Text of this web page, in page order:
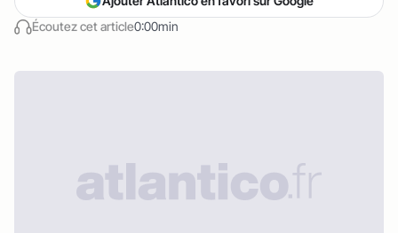
Écoutez cet article0:00min